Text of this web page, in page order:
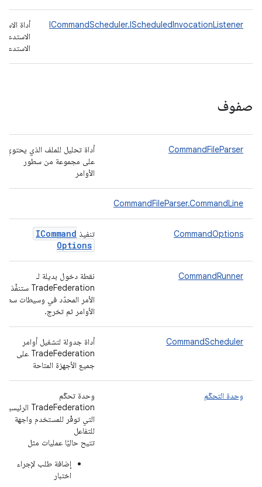
ICommandScheduler.IScheduledInvocationListener
أداة
الاستدعاء
صفوف
CommandFileParser
أداة تحليل للملف الذي يحتوي
على مجموعة من سطور
الأوامر
CommandFileParser.CommandLine
CommandOptions تنفيذ ICommand
Options
CommandRunner
نقطة دخول بديلة لـ
TradeFederation ستنفِّذ
الأمر المحدّد في وسيطات سطر
الأوامر ثم تخرج.
CommandScheduler
أداة جدولة لتشغيل أوامر
TradeFederation على
جميع الأجهزة المتاحة
وحدة التحكّم
وحدة تحكّم
TradeFederation الرئيسية
التي توفّر للمستخدم واجهة
للتفاعل
تتيح حاليًا عمليات مثل
إضافة طلب لإجراء
اختبار